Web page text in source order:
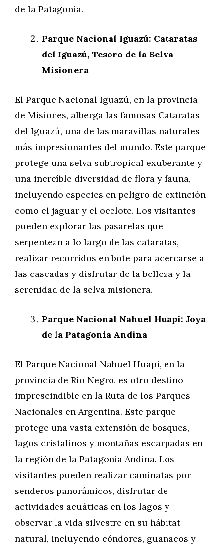
de la Patagonia.
Parque Nacional Iguazú: Cataratas
del Iguazú, Tesoro de la Selva
Misionera
El Parque Nacional Iguazú, en la provincia
de Misiones, alberga las famosas Cataratas
del Iguazú, una de las maravillas naturales
más impresionantes del mundo. Este parque
protege una selva subtropical exuberante y
una increíble diversidad de flora y fauna,
incluyendo especies en peligro de extinción
como el jaguar y el ocelote. Los visitantes
pueden explorar las pasarelas que
serpentean a lo largo de las cataratas,
realizar recorridos en bote para acercarse a
las cascadas y disfrutar de la belleza y la
serenidad de la selva misionera.
Parque Nacional Nahuel Huapi: Joya
de la Patagonia Andina
El Parque Nacional Nahuel Huapi, en la
provincia de Río Negro, es otro destino
imprescindible en la Ruta de los Parques
Nacionales en Argentina. Este parque
protege una vasta extensión de bosques,
lagos cristalinos y montañas escarpadas en
la región de la Patagonia Andina. Los
visitantes pueden realizar caminatas por
senderos panorámicos, disfrutar de
actividades acuáticas en los lagos y
observar la vida silvestre en su hábitat
natural, incluyendo cóndores, guanacos y